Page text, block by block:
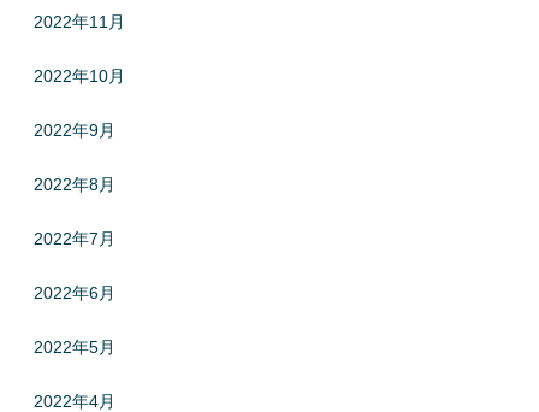
2022年11月
2022年10月
2022年9月
2022年8月
2022年7月
2022年6月
2022年5月
2022年4月